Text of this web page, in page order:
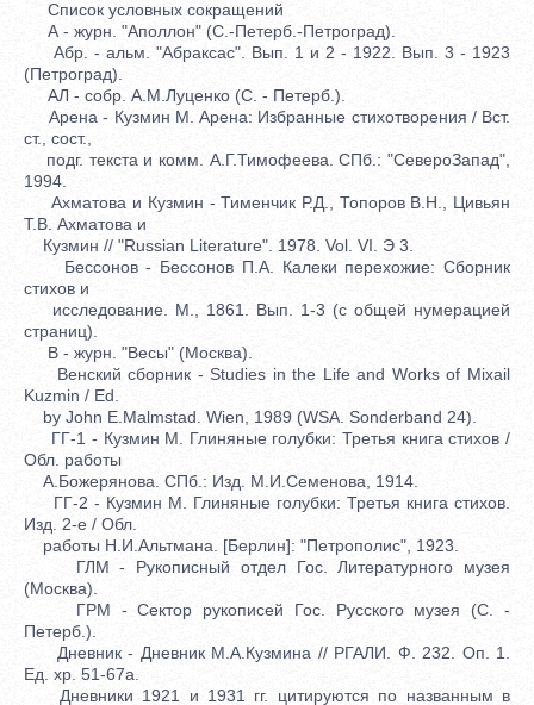
Список условных сокращений
А - журн. "Аполлон" (С.-Петерб.-Петроград).
Абр. - альм. "Абраксас". Вып. 1 и 2 - 1922. Вып. 3 - 1923
(Петроград).
АЛ - собр. А.М.Луценко (С. - Петерб.).
Арена - Кузмин М. Арена: Избранные стихотворения / Вст.
ст., сост.,
подг. текста и комм. А.Г.Тимофеева. СПб.: "СевероЗапад",
1994.
Ахматова и Кузмин - Тименчик Р.Д., Топоров В.Н., Цивьян
Т.В. Ахматова и
Кузмин // "Russian Literature". 1978. Vol. VI. Э 3.
Бессонов - Бессонов П.А. Калеки перехожие: Сборник
стихов и
исследование. М., 1861. Вып. 1-3 (с общей нумерацией
страниц).
В - журн. "Весы" (Москва).
Венский сборник - Studies in the Life and Works of Mixail
Kuzmin / Ed.
by John E.Malmstad. Wien, 1989 (WSA. Sonderband 24).
ГГ-1 - Кузмин М. Глиняные голубки: Третья книга стихов /
Обл. работы
А.Божерянова. СПб.: Изд. М.И.Семенова, 1914.
ГГ-2 - Кузмин М. Глиняные голубки: Третья книга стихов.
Изд. 2-е / Обл.
работы Н.И.Альтмана. [Берлин]: "Петрополис", 1923.
ГЛМ - Рукописный отдел Гос. Литературного музея
(Москва).
ГРМ - Сектор рукописей Гос. Русского музея (С. -
Петерб.).
Дневник - Дневник М.А.Кузмина // РГАЛИ. Ф. 232. Оп. 1.
Ед. хр. 51-67а.
Дневники 1921 и 1931 гг. цитируются по названным в